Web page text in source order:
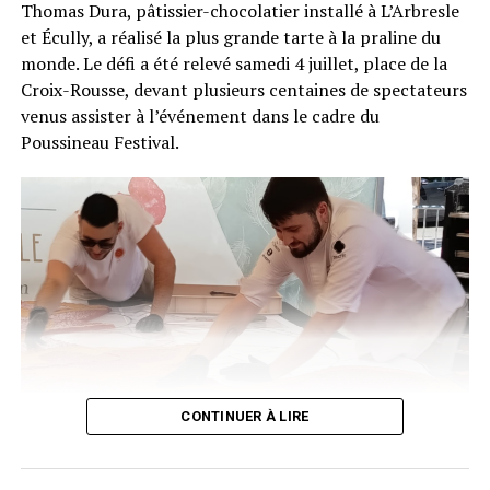
Thomas Dura, pâtissier-chocolatier installé à L’Arbresle
et Écully, a réalisé la plus grande tarte à la praline du
monde. Le défi a été relevé samedi 4 juillet, place de la
Croix-Rousse, devant plusieurs centaines de spectateurs
venus assister à l’événement dans le cadre du
Poussineau Festival.
Thomas Dura et son énorme tarte à la praline. •© DR
(photo fournie par l’Agence EMC)
CONTINUER À LIRE